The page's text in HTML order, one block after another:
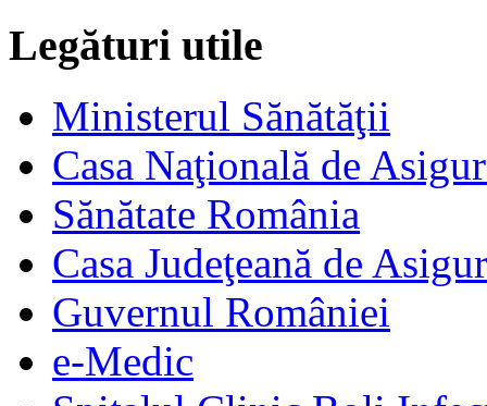
Legături utile
Ministerul Sănătăţii
Casa Naţională de
Sănătate România
Casa Judeţeană de
Guvernul României
e-Medic